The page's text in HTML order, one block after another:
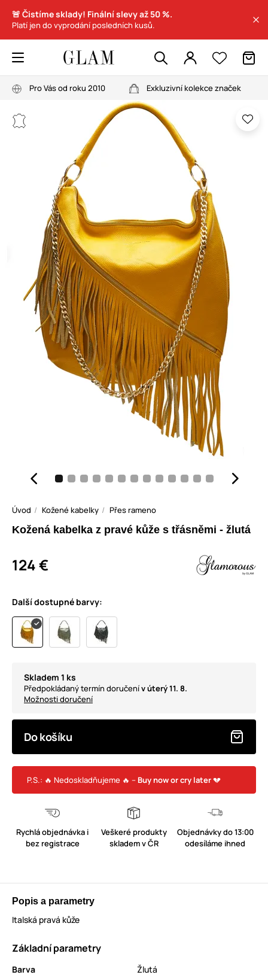
🚨 Čistíme sklady! Finální slevy až 50 %.
Platí jen do vyprodání posledních kusů.
Pro Vás od roku 2010 Exkluzivní kolekce značek
Úvod Kožené kabelky Přes rameno
Kožená kabelka z pravé kůže s třásněmi - žlutá
124 €
Další dostupné barvy:
Skladem 1 ks
Předpokládaný termín doručenív úterý 11. 8.
Možnosti doručení
Do košíku
P.S.: 🔥 Nedoskladňujeme 🔥 – Buy now or cry later💔
Rychlá objednávka i
bez registrace
Veškeré produkty
skladem v ČR
Objednávky do 13:00
odesíláme ihned
Popis a parametry
Italská pravá kůže
Základní parametry
Barva
Žlutá